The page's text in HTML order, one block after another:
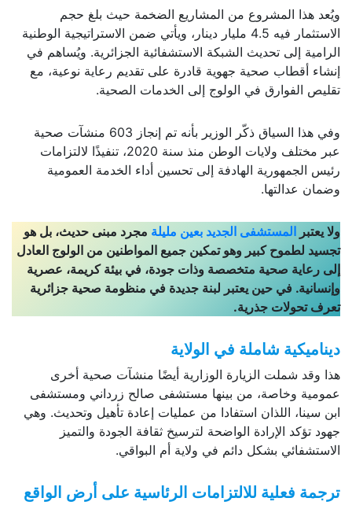
ويُعد هذا المشروع من المشاريع الضخمة حيث بلغ حجم
الاستثمار فيه 4.5 مليار دينار، ويأتي ضمن الاستراتيجية الوطنية
الرامية إلى تحديث الشبكة الاستشفائية الجزائرية. ويُساهم في
إنشاء أقطاب صحية جهوية قادرة على تقديم رعاية نوعية، مع
تقليص الفوارق في الولوج إلى الخدمات الصحية.
وفي هذا السياق ذكّر الوزير بأنه تم إنجاز 603 منشآت صحية
عبر مختلف ولايات الوطن منذ سنة 2020، تنفيذًا لالتزامات
رئيس الجمهورية الهادفة إلى تحسين أداء الخدمة العمومية
وضمان عدالتها.
ولا يعتبر المستشفى الجديد بعين مليلة مجرد مبنى حديث، بل هو
تجسيد لطموح كبير وهو تمكين جميع المواطنين من الولوج العادل
إلى رعاية صحية متخصصة وذات جودة، في بيئة كريمة، عصرية
وإنسانية. في حين يعتبر لبنة جديدة في منظومة صحية جزائرية
تعرف تحولات جذرية.
ديناميكية شاملة في الولاية
هذا وقد شملت الزيارة الوزارية أيضًا منشآت صحية أخرى
عمومية وخاصة، من بينها مستشفى صالح زرداني ومستشفى
ابن سينا، اللذان استفادا من عمليات إعادة تأهيل وتحديث. وهي
جهود تؤكد الإرادة الواضحة لترسيخ ثقافة الجودة والتميز
الاستشفائي بشكل دائم في ولاية أم البواقي.
ترجمة فعلية للالتزامات الرئاسية على أرض الواقع